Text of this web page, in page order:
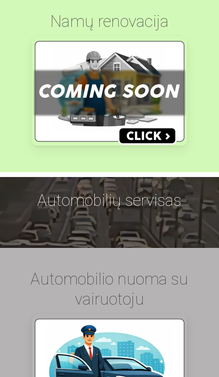
Namų renovacija
Automobilių servisas
Automobilio nuoma su
vairuotoju